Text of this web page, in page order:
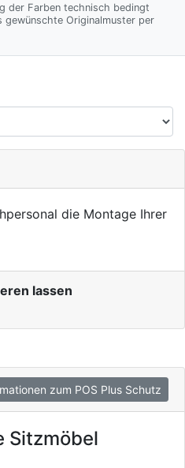
der Farben technisch bedingt
die Montage Ihrer
lassen
zum POS Plus Schutz
Sitzmöbel